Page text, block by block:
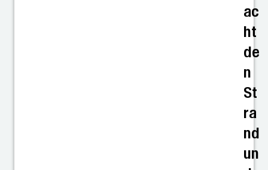
ac
ht
de
n
St
ra
nd
un